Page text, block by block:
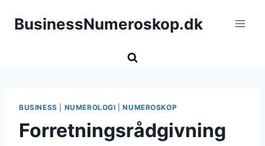
BusinessNumeroskop.dk
BUSINESS NUMEROLOGI |NUMEROSKOP
Forretningsrådgivning